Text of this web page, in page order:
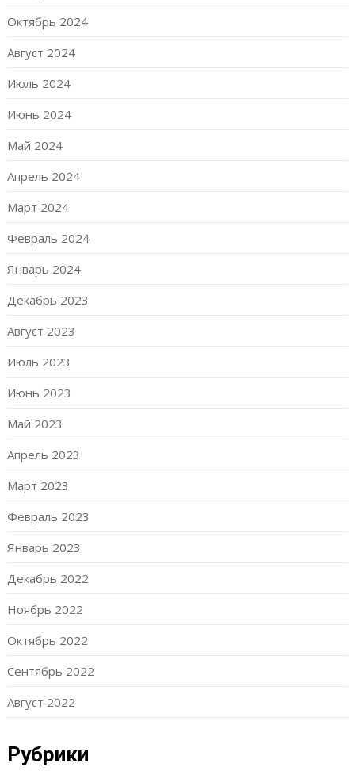
Октябрь 2024
Август 2024
Июль 2024
Июнь 2024
Май 2024
Апрель 2024
Март 2024
Февраль 2024
Январь 2024
Декабрь 2023
Август 2023
Июль 2023
Июнь 2023
Май 2023
Апрель 2023
Март 2023
Февраль 2023
Январь 2023
Декабрь 2022
Ноябрь 2022
Октябрь 2022
Сентябрь 2022
Август 2022
Рубрики